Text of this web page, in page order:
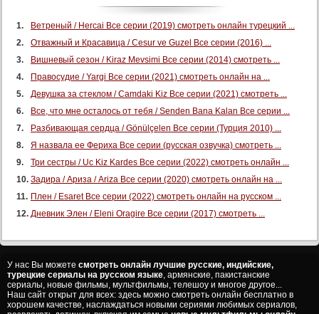
Ветреный / Hercai Все серии (2019) смотреть онлайн турецкий ...
Отважный и Красавица / Cesur ve Guzel Все серии (2016) ...
Вишневый сезон / Kiraz Mevsimi Все серии (2014) смотреть ...
Правосудие / Yargi Все серии (2021) смотреть онлайн на ...
Девушка за стеклом / Camdaki Kiz Все серии (2021) смотреть ...
Все, что мне осталось от тебя / Senden Bana Kalan Все серии ...
Разбивающая сердца / Gönülçelen Все серии (Турция 2010) ...
Я назвала ее Фериха Все серии (русская озвучка) смотреть ...
Три сестры / Uc Kiz Kardes Все серии (2022) смотреть онлайн ...
Задира / Ариза / Ariza Все серии (2020) смотреть онлайн на ...
Плен / Esaret Все серии (2022) смотреть онлайн на русском ...
Дневник Элен / Eleni Oragire Все серии (2017) смотреть ...
У нас Вы можете смотреть онлайн лучшие русские, индийские,
турецкие сериалы на русском языке, армянские, пакистанские
сериалы, новые фильмы, мультфильмы, телешоу и многое другое...
Наш сайт открыт для всех: здесь можно смотреть онлайн бесплатно в
хорошем качестве, наслаждаться новыми сериями любимых сериалов,